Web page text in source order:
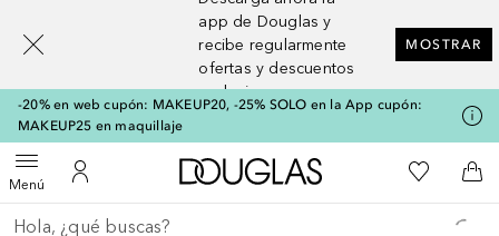
app de Douglas y
recibe regularmente
ofertas y descuentos
exclusivos
MOSTRAR
-20% en web cupón: MAKEUP20, -25% SOLO en la App cupón:
MAKEUP25 en maquillaje
MenúAbrir menúMi cuenta
A Douglas HomeMi lista de
A
Regresar
Ejecutar búsqueda
[navigation.slideout.screenreader]